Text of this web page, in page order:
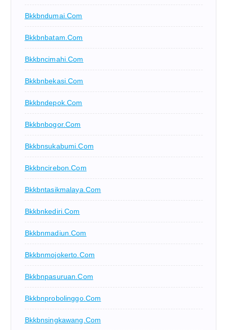
Bkkbndumai.com
Bkkbnbatam.com
Bkkbncimahi.com
Bkkbnbekasi.com
Bkkbndepok.com
Bkkbnbogor.com
Bkkbnsukabumi.com
Bkkbncirebon.com
Bkkbntasikmalaya.com
Bkkbnkediri.com
Bkkbnmadiun.com
Bkkbnmojokerto.com
Bkkbnpasuruan.com
Bkkbnprobolinggo.com
Bkkbnsingkawang.com